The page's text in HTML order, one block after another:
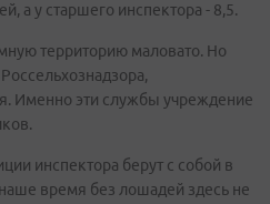
а у старшего инспектора - 8,5.
территорию маловато. Но
Именно эти службы учреждение
инспектора берут с собой в
время без лошадей здесь не